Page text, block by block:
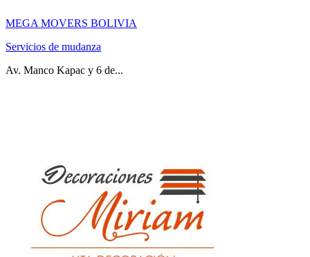
MEGA MOVERS BOLIVIA
Servicios de mudanza
Av. Manco Kapac y 6 de...